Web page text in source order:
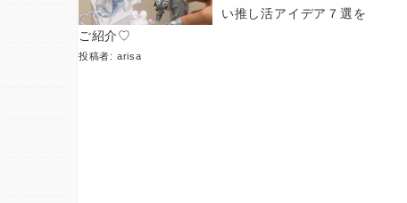
い推し活アイデア７選を
ご紹介♡
投稿者: arisa